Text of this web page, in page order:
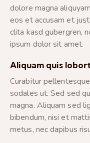
dolore magna
eos et accusam et
clita kasd gubergren,
ipsum dolor sit amet.
Aliquam quis
Curabitur
sodales ut. Sed sed
magna. Aliquam sed
bibendum, nisi et
metus, nec dapibus